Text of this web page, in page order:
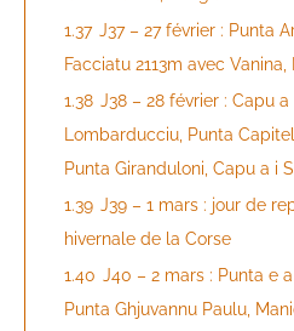
1.37 J37 – 27 février : Punta
Facciatu 2113m avec
1.38 J38 – 28 février : Capu a
Lombarducciu, Punta
Punta Giranduloni, Capu a i
1.39 J39 – 1 mars : jour de
hivernale de la Corse
1.40 J40 – 2 mars : Punta e
Punta Ghjuvannu Paulu,